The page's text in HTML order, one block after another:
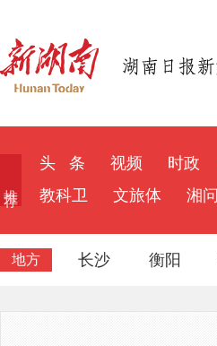
头 条 视频 时政
教科卫
文旅体 湘问
地方 长沙 衡阳